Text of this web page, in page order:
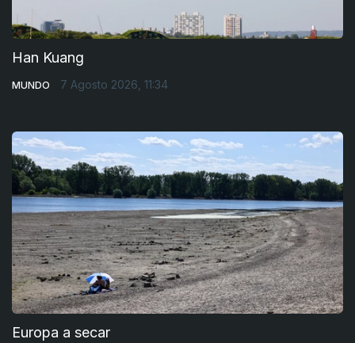
Han Kuang
MUNDO 7 Agosto 2026, 11:34
Europa a secar